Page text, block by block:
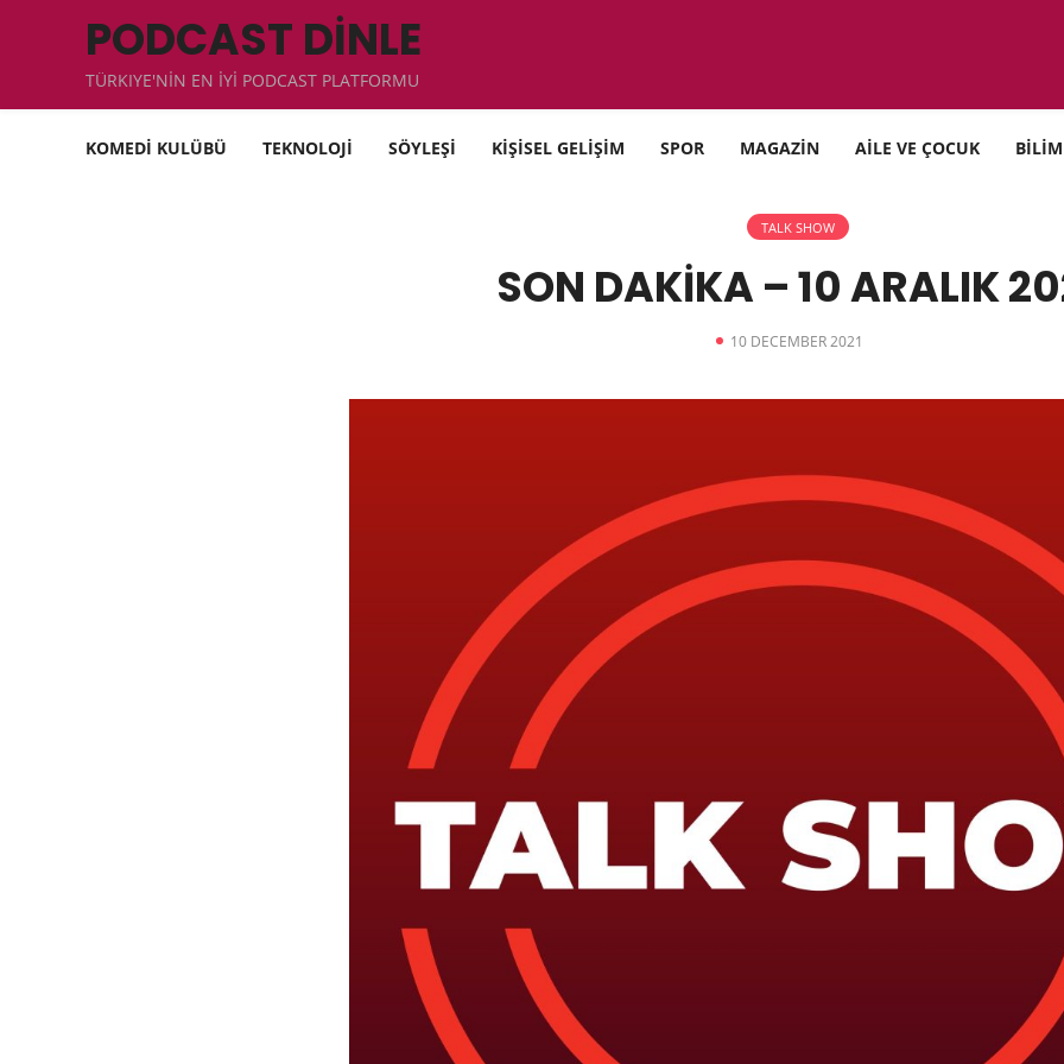
PODCAST DİNLE
TÜRKIYE'NİN EN İYİ PODCAST PLATFORMU
KOMEDİ KULÜBÜ TEKNOLOJİ SÖYLEŞİ KİŞİSEL GELİŞİM SPOR MAGAZİN AİLE VE ÇOCUK BİLİM
TALK SHOW
SON DAKİKA – 10 ARALIK
10 DECEMBER 2021